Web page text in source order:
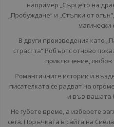
например „Сърцето на
„Пробуждане“ и „Стъпки от
магически
В други произведения като
страстта“ Робъртс отново
приключение, любов
Романтичните истории и
писателката се радват на
и във вашата
Не губете време, а изберете
сега. Поръчката в сайта на